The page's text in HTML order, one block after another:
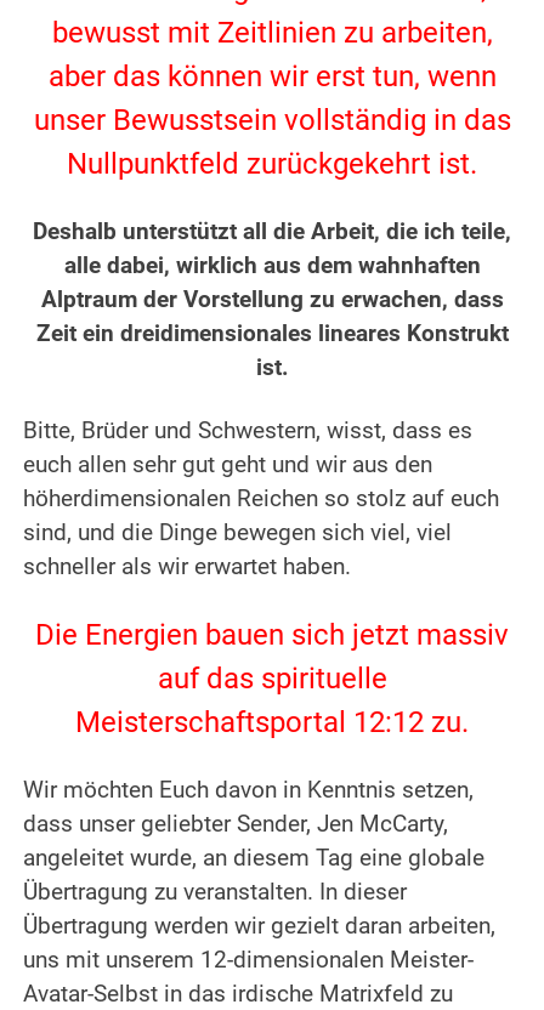
bewusst mit Zeitlinien zu arbeiten,
aber das können wir erst tun, wenn
unser Bewusstsein vollständig in das
Nullpunktfeld zurückgekehrt ist.
Deshalb unterstützt all die Arbeit, die ich teile,
alle dabei, wirklich aus dem wahnhaften
Alptraum der Vorstellung zu erwachen, dass
Zeit ein dreidimensionales lineares Konstrukt
ist.
Bitte, Brüder und Schwestern, wisst, dass es
euch allen sehr gut geht und wir aus den
höherdimensionalen Reichen so stolz auf euch
sind, und die Dinge bewegen sich viel, viel
schneller als wir erwartet haben.
Die Energien bauen sich jetzt massiv
auf das spirituelle
Meisterschaftsportal 12:12 zu.
Wir möchten Euch davon in Kenntnis setzen,
dass unser geliebter Sender, Jen McCarty,
angeleitet wurde, an diesem Tag eine globale
Übertragung zu veranstalten. In dieser
Übertragung werden wir gezielt daran arbeiten,
uns mit unserem 12-dimensionalen Meister-
Avatar-Selbst in das irdische Matrixfeld zu